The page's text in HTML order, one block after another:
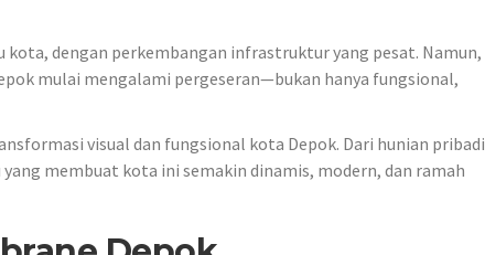
dengan perkembangan infrastruktur yang pesat. Namun,
mulai mengalami pergeseran—bukan hanya fungsional,
visual dan fungsional kota Depok. Dari hunian pribadi
membuat kota ini semakin dinamis, modern, dan ramah